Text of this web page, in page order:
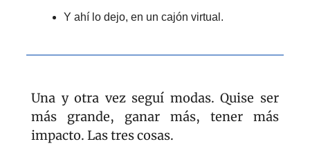
Y ahí lo dejo, en un cajón virtual.
Una y otra vez seguí modas. Quise ser
más grande, ganar más, tener más
impacto. Las tres cosas.